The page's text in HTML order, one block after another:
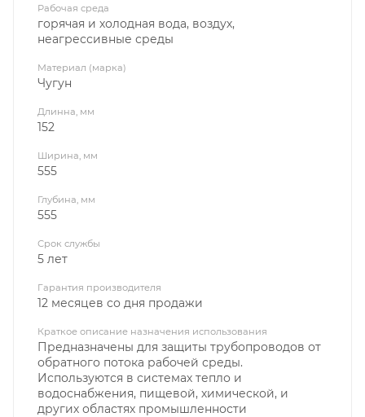
Рабочая среда
горячая и холодная вода, воздух,
неагрессивные среды
Материал (марка)
Чугун
Длинна, мм
152
Ширина, мм
555
Глубина, мм
555
Срок службы
5 лет
Гарантия производителя
12 месяцев со дня продажи
Краткое описание назначения использования
Предназначены для защиты трубопроводов от
обратного потока рабочей среды.
Используются в системах тепло и
водоснабжения, пищевой, химической, и
других областях промышленности